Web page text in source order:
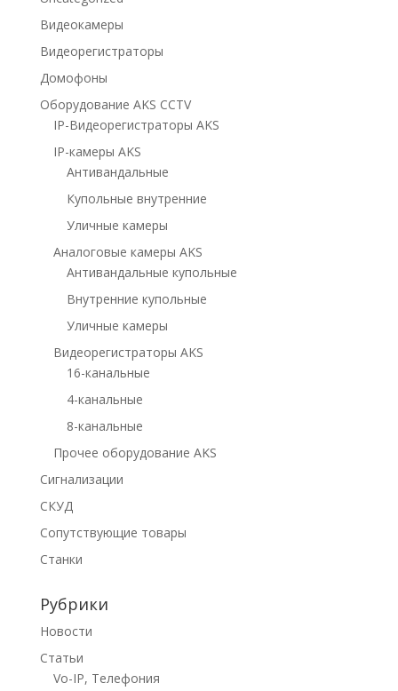
Видеокамеры
Видеорегистраторы
Домофоны
Оборудование AKS CCTV
IP-Видеорегистраторы AKS
IP-камеры AKS
Антивандальные
Купольные внутренние
Уличные камеры
Аналоговые камеры AKS
Антивандальные купольные
Внутренние купольные
Уличные камеры
Видеорегистраторы AKS
16-канальные
4-канальные
8-канальные
Прочее оборудование AKS
Сигнализации
СКУД
Сопутствующие товары
Станки
Рубрики
Новости
Статьи
Vo-IP, Телефония